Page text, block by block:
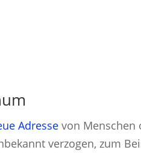
Adresse von Menschen
verzogen, zum